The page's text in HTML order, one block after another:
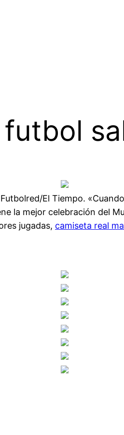
El Tiempo.
la mejor celebración del
jugadas, camiseta real